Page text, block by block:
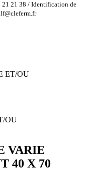
21 21 38 / Identification de
ET/OU
VARIE
40 X 70